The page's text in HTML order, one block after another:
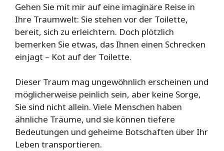
Gehen Sie mit mir auf eine imaginäre Reise in
Ihre Traumwelt: Sie stehen vor der Toilette,
bereit, sich zu erleichtern. Doch plötzlich
bemerken Sie etwas, das Ihnen einen Schrecken
einjagt – Kot auf der Toilette.
Dieser Traum mag ungewöhnlich erscheinen und
möglicherweise peinlich sein, aber keine Sorge,
Sie sind nicht allein. Viele Menschen haben
ähnliche Träume, und sie können tiefere
Bedeutungen und geheime Botschaften über Ihr
Leben transportieren.